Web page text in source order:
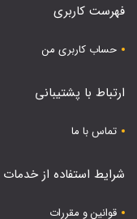
فهرست کاربری
حساب کاربری من
ارتباط با پشتیبانی
تماس با ما
شرایط استفاده از
قوانین و مقررات